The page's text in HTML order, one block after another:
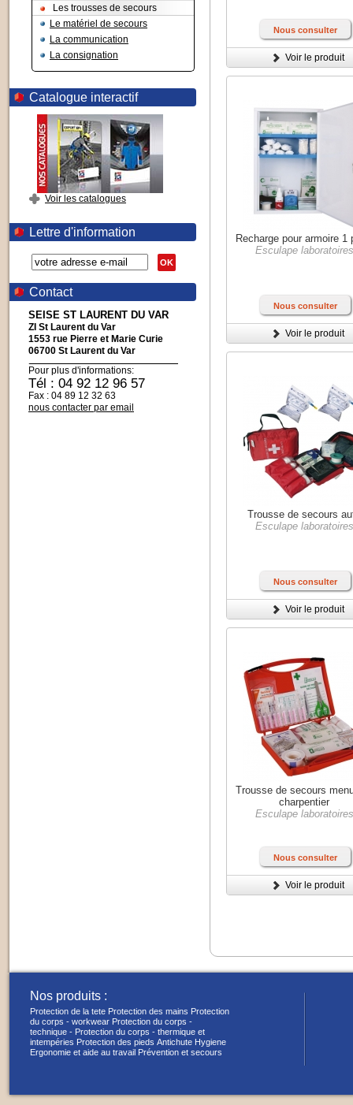
Les trousses de secours
Le matériel de secours
La communication
La consignation
Catalogue interactif
Voir les catalogues
Lettre d'information
OK
Contact
SEISE ST LAURENT DU VAR
ZI St Laurent du Var
1553 rue Pierre et Marie Curie
06700 St Laurent du Var
Pour plus d'informations:
Tél : 04 92 12 96 57
Fax : 04 89 12 32 63
nous contacter par email
Nous consulter
Voir le produit
Recharge pour armoire 1
Esculape laboratoires
Nous consulter
Voir le produit
Trousse de secours
Esculape laboratoires
Nous consulter
Voir le produit
Trousse de secours
charpentier
Esculape laboratoires
Nous consulter
Voir le produit
Nos produits :
Protection de la tete Protection des mains Protection
du corps - workwear Protection du corps -
technique - Protection du corps - thermique et
intempéries Protection des pieds Antichute Hygiene
Ergonomie et aide au travail Prévention et secours